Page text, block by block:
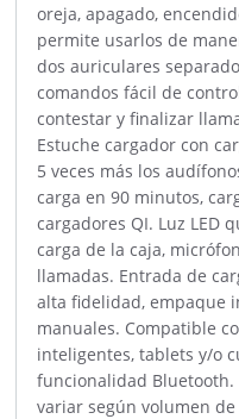
oreja, apagado,
permite usarlos de
dos auriculares
comandos fácil de
contestar y finalizar
Estuche cargador con
5 veces más los
carga en 90 minutos,
cargadores QI. Luz LED
carga de la caja,
llamadas. Entrada de
alta fidelidad, empaque
manuales. Compatible
inteligentes, tablets y/o
funcionalidad
variar según volumen